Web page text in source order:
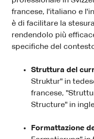
francese, l'italiano e
è di facilitare la
rendendolo più
specifiche del
Struttura del
Struktur" in
francese,
Structure" in
Formattazione